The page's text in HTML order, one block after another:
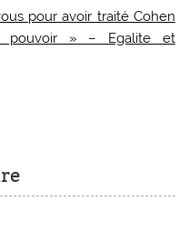
pour avoir traité Cohen
» – Egalite et